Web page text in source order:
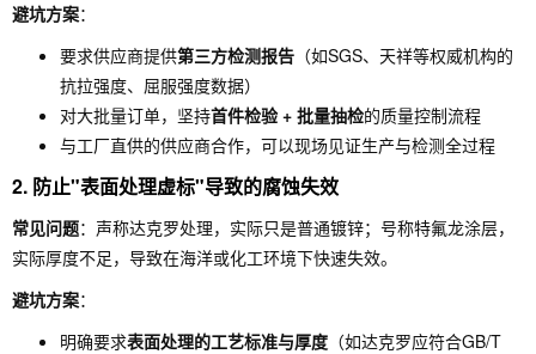
避坑方案：
要求供应商提供第三方检测报告 （如SGS、天祥等权威机构的
抗拉强度、屈服强度数据）
对大批量订单，坚持首件检验 + 批量抽检的质量控制流程
与工厂直供的供应商合作，可以现场见证生产与检测全过程
2. 防止"表面处理虚标"导致的腐蚀失效
常见问题：声称达克罗处理，实际只是普通镀锌；号称特氟龙涂层，
实际厚度不足，导致在海洋或化工环境下快速失效。
避坑方案：
明确要求表面处理的工艺标准与厚度 （如达克罗应符合GB/T